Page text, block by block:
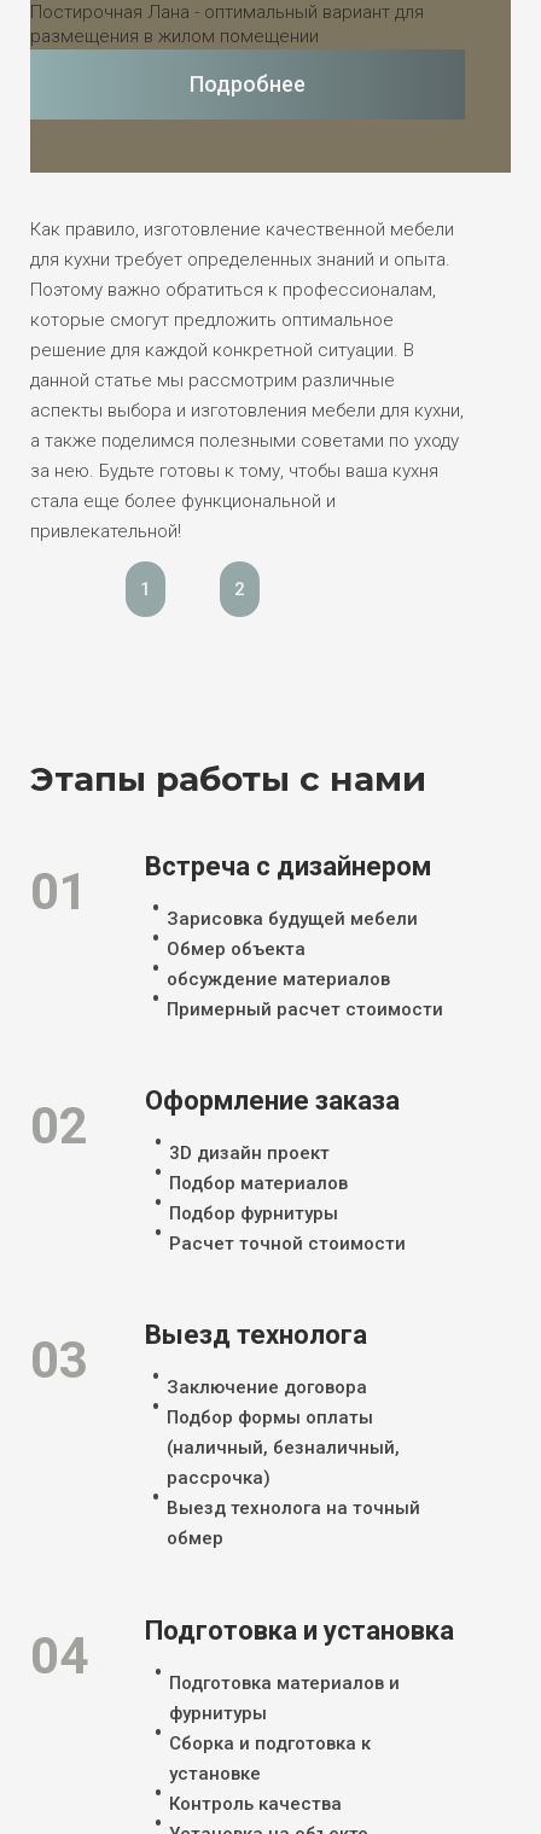
Подробнее
Постирочная Лана - оптимальный вариант для
размещения в жилом помещении
2
1
Как правило, изготовление качественной мебели
для кухни требует определенных знаний и опыта.
Поэтому важно обратиться к профессионалам,
которые смогут предложить оптимальное
решение для каждой конкретной ситуации. В
данной статье мы рассмотрим различные
аспекты выбора и изготовления мебели для кухни,
а также поделимся полезными советами по уходу
за нею. Будьте готовы к тому, чтобы ваша кухня
стала еще более функциональной и
привлекательной!
04
03
02
01
Подготовка материалов и
фурнитуры
Сборка и подготовка к
установке
Контроль качества
Заключение договора
Подбор формы оплаты
(наличный, безналичный,
рассрочка)
Выезд технолога на точный
обмер
3D дизайн проект
Подбор материалов
Подбор фурнитуры
Расчет точной стоимости
Зарисовка будущей мебели
Обмер объекта
обсуждение материалов
Примерный расчет стоимости
Подготовка и установка
Выезд технолога
Оформление заказа
Встреча с дизайнером
Этапы работы с нами